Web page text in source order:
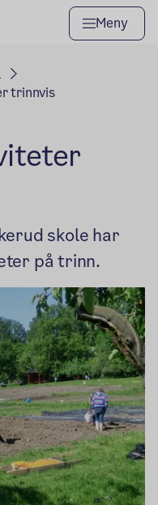
Meny
trinnvis
skole har
på trinn.